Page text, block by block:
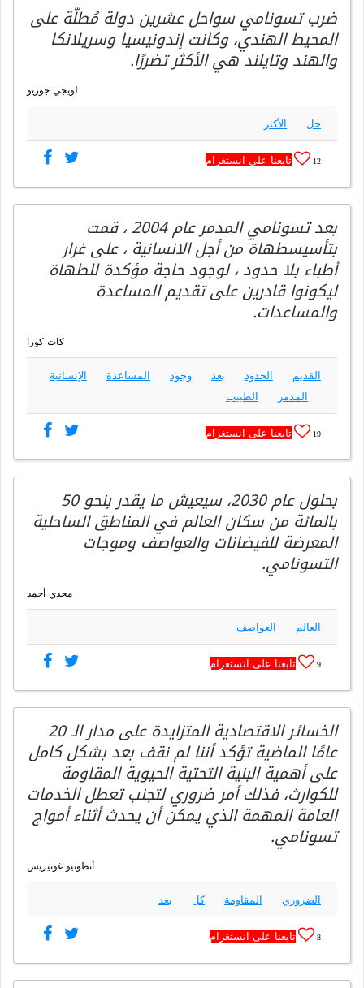
ضرب تسونامي سواحل عشرين دولة مُطلّة على
المحيط الهندي، وكانت إندونيسيا وسريلانكا
والهند وتايلند هي الأكثر تضررًا.
لويجي جوريو
حل الأكثر
12 تابعنا على انستغرام
بعد تسونامي المدمر عام 2004 ، قمت
بتأسيسطهاة من أجل الانسانية ، على غرار
أطباء بلا حدود ، لوجود حاجة مؤكدة للطهاة
ليكونوا قادرين على تقديم المساعدة
والمساعدات.
كات كورا
القديم الحدود بعد وجود المساعدة
الإنسانية
المدمر
الطبيب
19 تابعنا على انستغرام
بحلول عام 2030، سيعيش ما يقدر بنحو 50
بالمائة من سكان العالم في المناطق الساحلية
المعرضة للفيضانات والعواصف وموجات
التسونامي.
مجدي أحمد
العالم العواصف
9 تابعنا على انستغرام
الخسائر الاقتصادية المتزايدة على مدار الـ 20
عامًا الماضية تؤكد أننا لم نقف بعد بشكل كامل
على أهمية البنية التحتية الحيوية المقاومة
للكوارث، فذلك أمر ضروري لتجنب تعطل الخدمات
العامة المهمة الذي يمكن أن يحدث أثناء أمواج
تسونامي.
أنطونيو غوتيريس
الضروري المقاومة كل بعد
8 تابعنا على انستغرام